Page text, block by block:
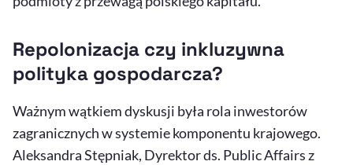
Repolonizacja czy inkluzywna
polityka gospodarcza?
Ważnym wątkiem dyskusji była rola inwestorów
zagranicznych w systemie komponentu krajowego.
Aleksandra Stępniak, Dyrektor ds. Public Affairs z